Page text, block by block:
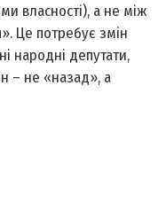
власності), а не між
Це потребує змін
народні депутати,
– не «назад», а